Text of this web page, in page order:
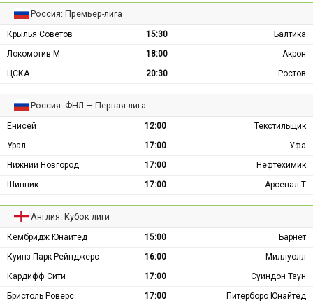
Россия: Премьер-лига
Крылья Советов 15:30
Балтика
Локомотив М
18:00
Акрон
ЦСКА
20:30 Ростов
Россия: ФНЛ — Первая лига
Енисей 12:00
Текстильщик
Урал
17:00
Уфа
Нижний Новгород
17:00
Нефтехимик
Шинник
17:00 Арсенал Т
Англия: Кубок лиги
Кембридж Юнайтед 15:00
Барнет
Куинз Парк Рейнджерс
16:00
Миллуолл
Кардифф Сити
17:00
Суиндон Таун
Бристоль Роверс
17:00
Питерборо Юнайтед